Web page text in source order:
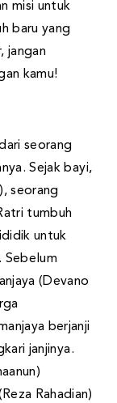
misi untuk
baru yang
jangan
kamu!
seorang
Sejak bayi,
seorang
tumbuh
untuk
Sebelum
(Devano
berjanji
janjinya.
Rahadian)